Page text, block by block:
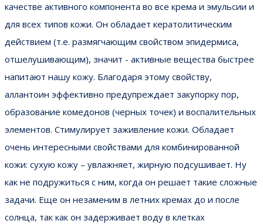
качестве активного компонента во все крема и эмульсии и
для всех типов кожи. Он обладает кератолитическим
действием (т.е. размягчающим свойством эпидермиса,
отшелушивающим), значит - активные вещества быстрее
напитают нашу кожу. Благодаря этому свойству,
аллантоин эффективно предупреждает закупорку пор,
образование комедонов (черных точек) и воспалительных
элементов. Стимулирует заживление кожи. Обладает
очень интересными свойствами для комбинированной
кожи: сухую кожу – увлажняет, жирную подсушивает. Ну
как не подружиться с ним, когда он решает такие сложные
задачи. Еще он незаменим в летних кремах до и после
солнца, так как он задерживает воду в клетках